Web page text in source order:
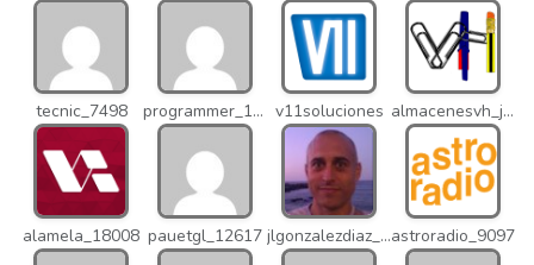
tecnic_7498 programmer_12837 v11soluciones almacenesvh_jo2
alamela_18008 pauetgl_12617 jlgonzalezdiaz_12316astroradio_9097